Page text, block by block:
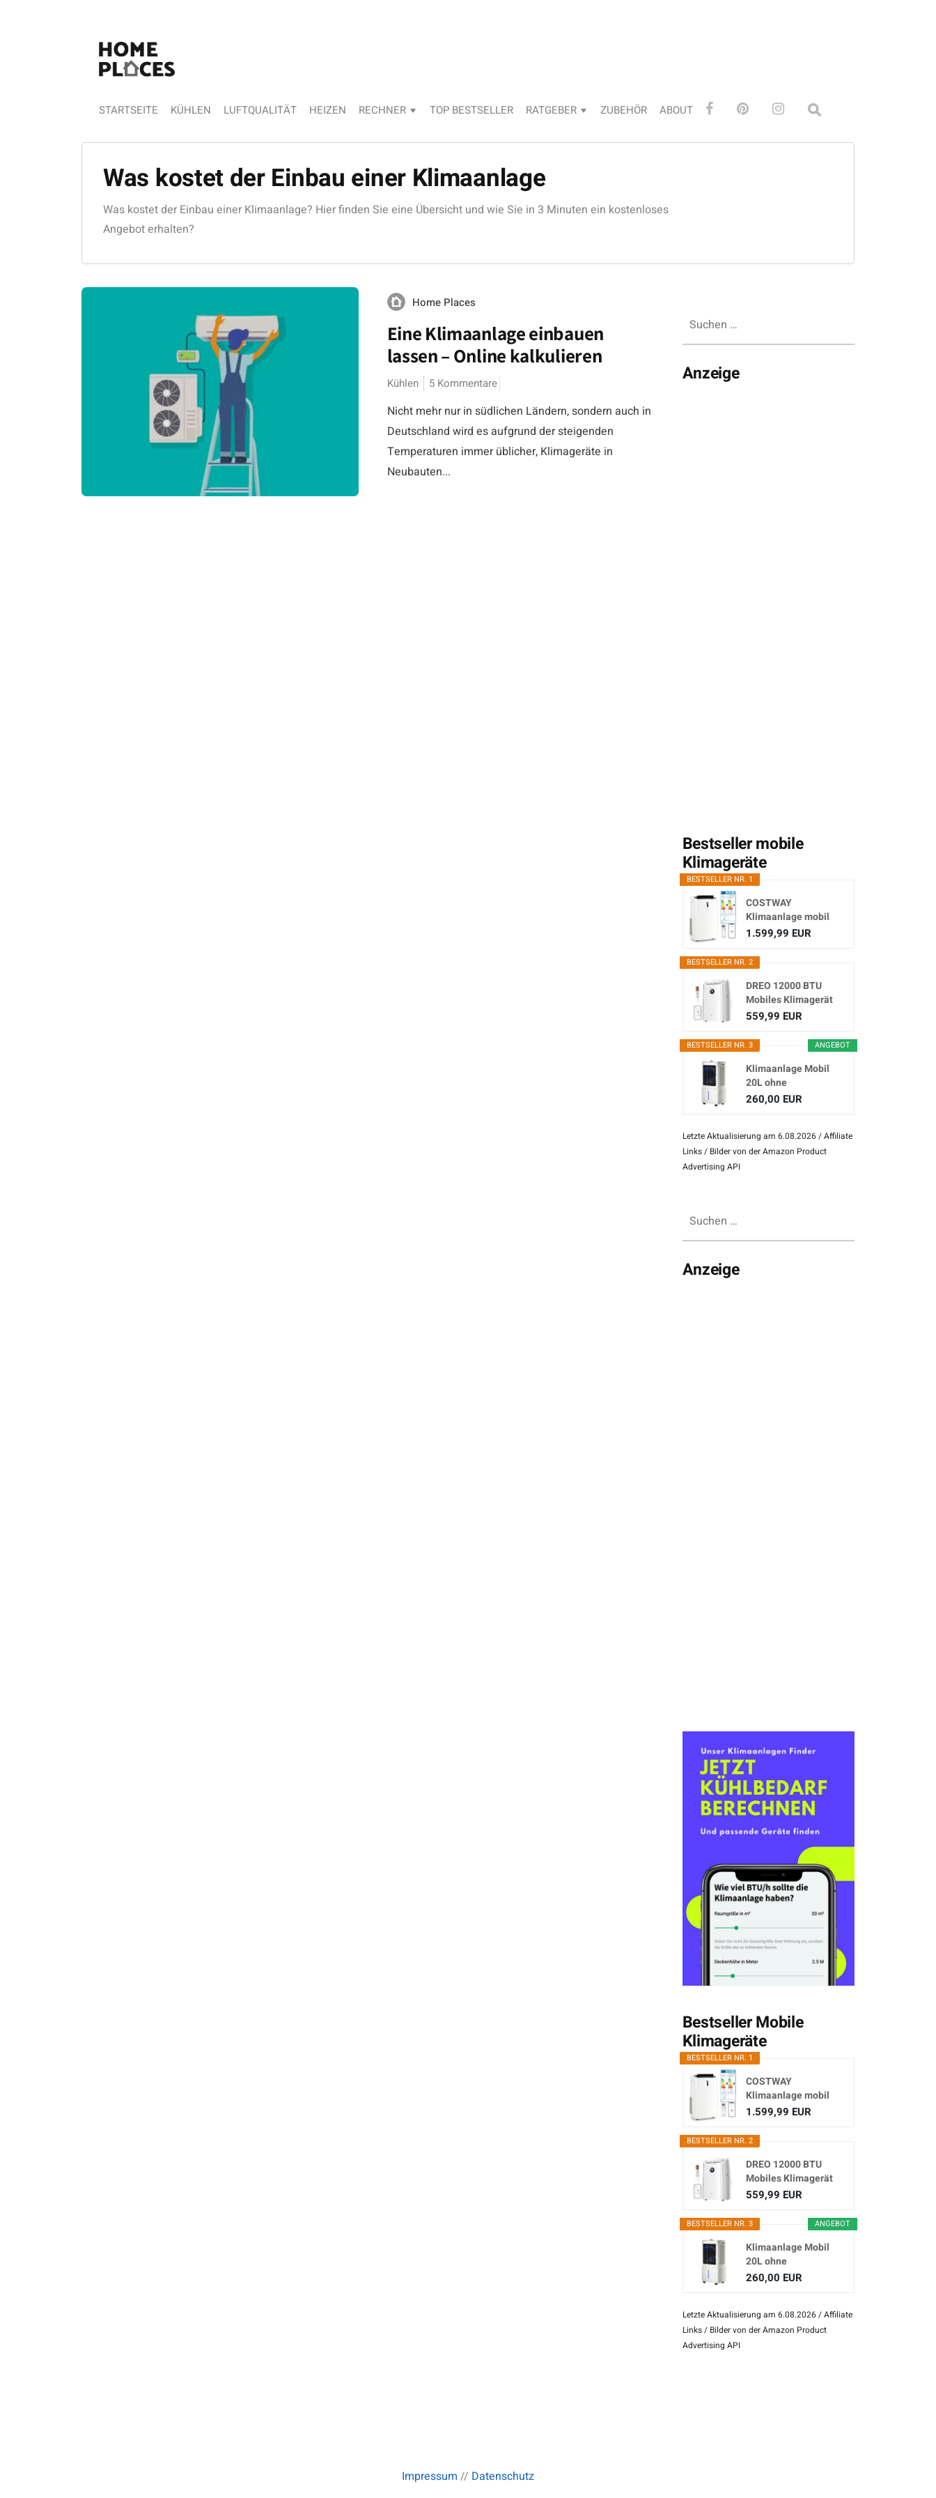
STARTSEITE KÜHLEN LUFTQUALITÄT HEIZEN RECHNER TOP BESTSELLER RATGEBER ZUBEHÖR ABOUT
Was kostet der Einbau einer Klimaanlage
Was kostet der Einbau einer Klimaanlage? Hier finden Sie eine Übersicht und wie Sie in 3 Minuten ein kostenloses
Angebot erhalten?
Home Places
Eine Klimaanlage einbauen
lassen – Online kalkulieren
Kühlen 5 Kommentare
Nicht mehr nur in südlichen Ländern, sondern auch in
Deutschland wird es aufgrund der steigenden
Temperaturen immer üblicher, Klimageräte in
Neubauten...
nach:
Anzeige
Bestseller mobile
Klimageräte
BESTSELLER NR. 1
COSTWAY
Klimaanlage mobil
16000BTU,
1.599,99 EUR
BESTSELLER NR. 2
DREO 12000 BTU
Mobiles Klimagerät
(3-in...
559,99 EUR
ANGEBOT
BESTSELLER NR. 3
Klimaanlage Mobil
20L ohne
Abluftschlauch
260,00 EUR
Letzte Aktualisierung am 6.08.2026 / Affiliate
Links / Bilder von der Amazon Product
Advertising API
nach:
Anzeige
Bestseller Mobile
Klimageräte
BESTSELLER NR. 1
COSTWAY
Klimaanlage mobil
16000BTU,
1.599,99 EUR
BESTSELLER NR. 2
DREO 12000 BTU
Mobiles Klimagerät
(3-in...
559,99 EUR
ANGEBOT
BESTSELLER NR. 3
Klimaanlage Mobil
20L ohne
Abluftschlauch
260,00 EUR
Letzte Aktualisierung am 6.08.2026 / Affiliate
Links / Bilder von der Amazon Product
Advertising API
Impressum // Datenschutz